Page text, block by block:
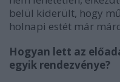
belül kiderült, hogy
holnapi estét már
Hogyan lett az
egyik rendezvénye?